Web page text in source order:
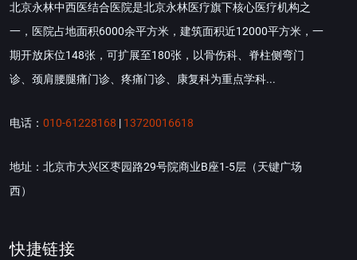
北京永林中西医结合医院是北京永林医疗旗下核心医疗机构之
一，医院占地面积6000余平方米，建筑面积近12000平方米，一
期开放床位148张，可扩展至180张，以骨伤科、脊柱侧弯门
诊、颈肩腰腿痛门诊、疼痛门诊、康复科为重点学科...
电话： 010-61228168 | 13720016618
地址：北京市大兴区枣园路29号院商业B座1-5层（天键广场
西）
快捷链接